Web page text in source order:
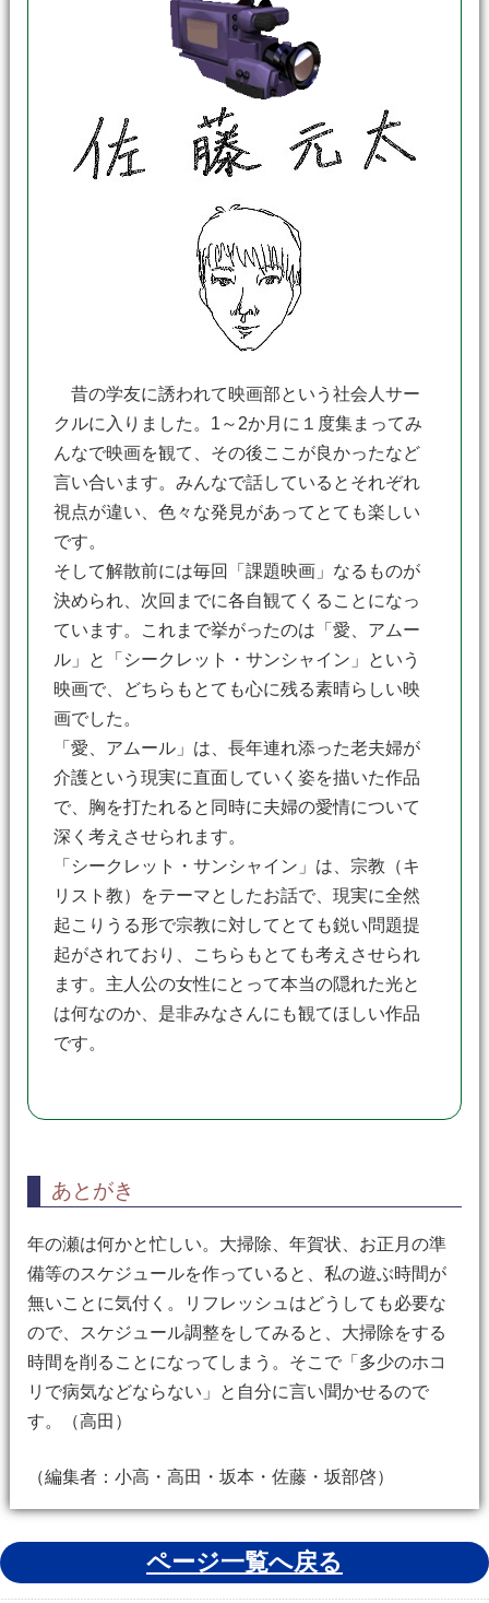
昔の学友に誘われて映画部という社会人サー
クルに入りました。1～2か月に１度集まってみ
んなで映画を観て、その後ここが良かったなど
言い合います。みんなで話しているとそれぞれ
視点が違い、色々な発見があってとても楽しい
です。
そして解散前には毎回「課題映画」なるものが
決められ、次回までに各自観てくることになっ
ています。これまで挙がったのは「愛、アムー
ル」と「シークレット・サンシャイン」という
映画で、どちらもとても心に残る素晴らしい映
画でした。
「愛、アムール」は、長年連れ添った老夫婦が
介護という現実に直面していく姿を描いた作品
で、胸を打たれると同時に夫婦の愛情について
深く考えさせられます。
「シークレット・サンシャイン」は、宗教（キ
リスト教）をテーマとしたお話で、現実に全然
起こりうる形で宗教に対してとても鋭い問題提
起がされており、こちらもとても考えさせられ
ます。主人公の女性にとって本当の隠れた光と
は何なのか、是非みなさんにも観てほしい作品
です。
あとがき
年の瀬は何かと忙しい。大掃除、年賀状、お正月の準
備等のスケジュールを作っていると、私の遊ぶ時間が
無いことに気付く。リフレッシュはどうしても必要な
ので、スケジュール調整をしてみると、大掃除をする
時間を削ることになってしまう。そこで「多少のホコ
リで病気などならない」と自分に言い聞かせるので
す。（高田）
（編集者：小高・高田・坂本・佐藤・坂部啓）
ページ一覧へ戻る